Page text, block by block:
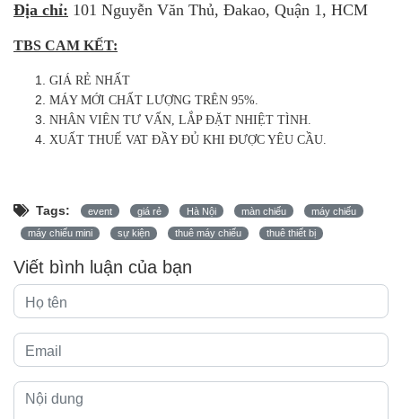
Địa chỉ: 101 Nguyễn Văn Thủ, Đakao, Quận 1, HCM
TBS CAM KẾT:
GIÁ RẺ NHẤT
MÁY MỚI CHẤT LƯỢNG TRÊN 95%.
NHÂN VIÊN TƯ VẤN, LẮP ĐẶT NHIỆT TÌNH.
XUẤT THUẾ VAT ĐẦY ĐỦ KHI ĐƯỢC YÊU CẦU.
Tags: event giá rẻ Hà Nội màn chiếu máy chiếu
máy chiếu mini sự kiện thuê máy chiếu thuê thiết bị
Viết bình luận của bạn